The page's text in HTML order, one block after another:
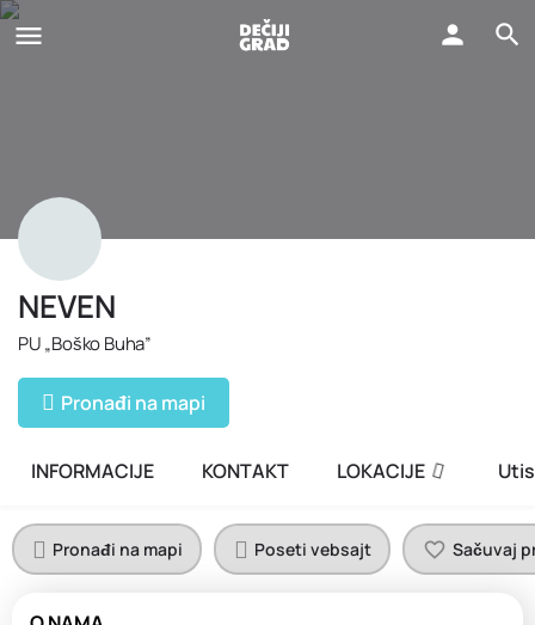
NEVEN
PU „Boško Buha”
Pronađi na mapi
INFORMACIJE KONTAKT LOKACIJE
Pronađi na mapi Poseti vebsajt Sačuvaj